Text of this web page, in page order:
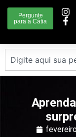
Pergunte
para a Cátia